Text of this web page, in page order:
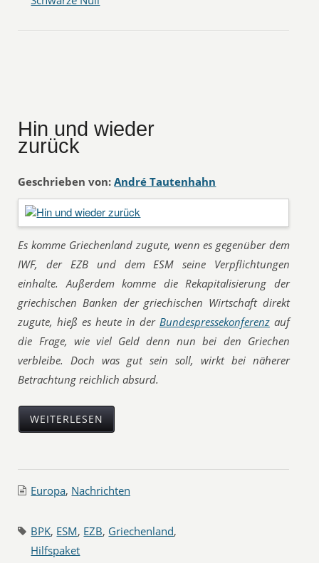
Hin und wieder
zurück
Geschrieben von: André Tautenhahn
Es komme Griechenland zugute, wenn es gegenüber dem
IWF, der EZB und dem ESM seine Verpflichtungen
einhalte. Außerdem komme die Rekapitalisierung der
griechischen Banken der griechischen Wirtschaft direkt
zugute, hieß es heute in der Bundespressekonferenzauf
die Frage, wie viel Geld denn nun bei den Griechen
verbleibe. Doch was gut sein soll, wirkt bei näherer
Betrachtung reichlich absurd.
WEITERLESEN
Europa, Nachrichten
BPK, ESM, EZB, Griechenland,
Hilfspaket